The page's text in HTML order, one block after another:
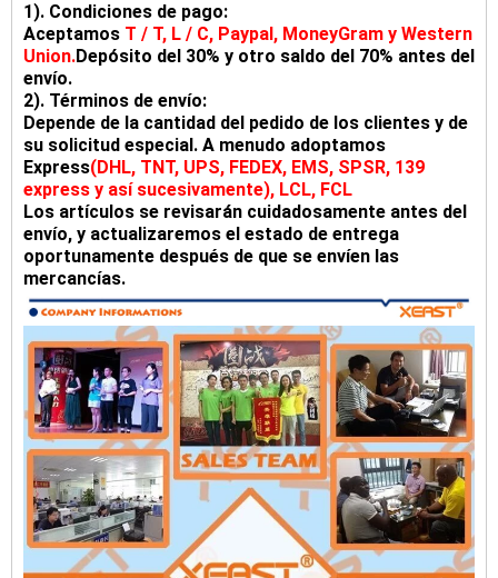
1). Condiciones de pago:
Aceptamos T / T, L / C, Paypal, MoneyGram y Western
Union.Depósito del 30% y otro saldo del 70% antes del
envío.
2). Términos de envío:
Depende de la cantidad del pedido de los clientes y de
su solicitud especial. A menudo adoptamos
Express(DHL, TNT, UPS, FEDEX, EMS, SPSR, 139
express y así sucesivamente), LCL, FCL
Los artículos se revisarán cuidadosamente antes del
envío, y actualizaremos el estado de entrega
oportunamente después de que se envíen las
mercancías.